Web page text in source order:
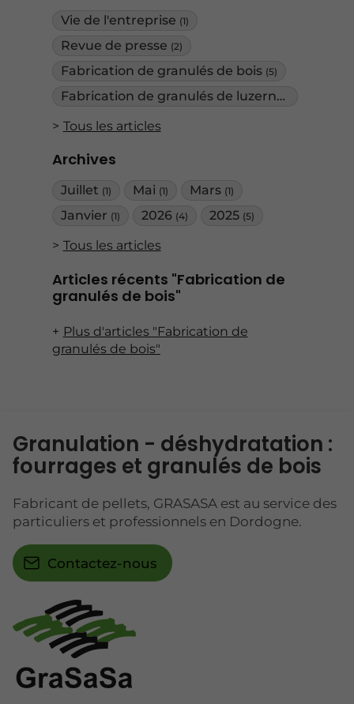
Vie de l'entreprise (1)
Revue de presse (2)
Fabrication de granulés de bois (5)
Fabrication de granulés de luzerne
Tous les articles
Archives
Juillet (1) Mai (1) Mars (1)
Janvier (1) 2026 (4) 2025 (5)
Tous les articles
Articles récents "Fabrication de
granulés de bois"
Plus d'articles "Fabrication de
granulés de bois"
Granulation - déshydratation :
fourrages et granulés de bois
Fabricant de pellets, GRASASA est au service des
particuliers et professionnels en Dordogne.
Contactez-nous